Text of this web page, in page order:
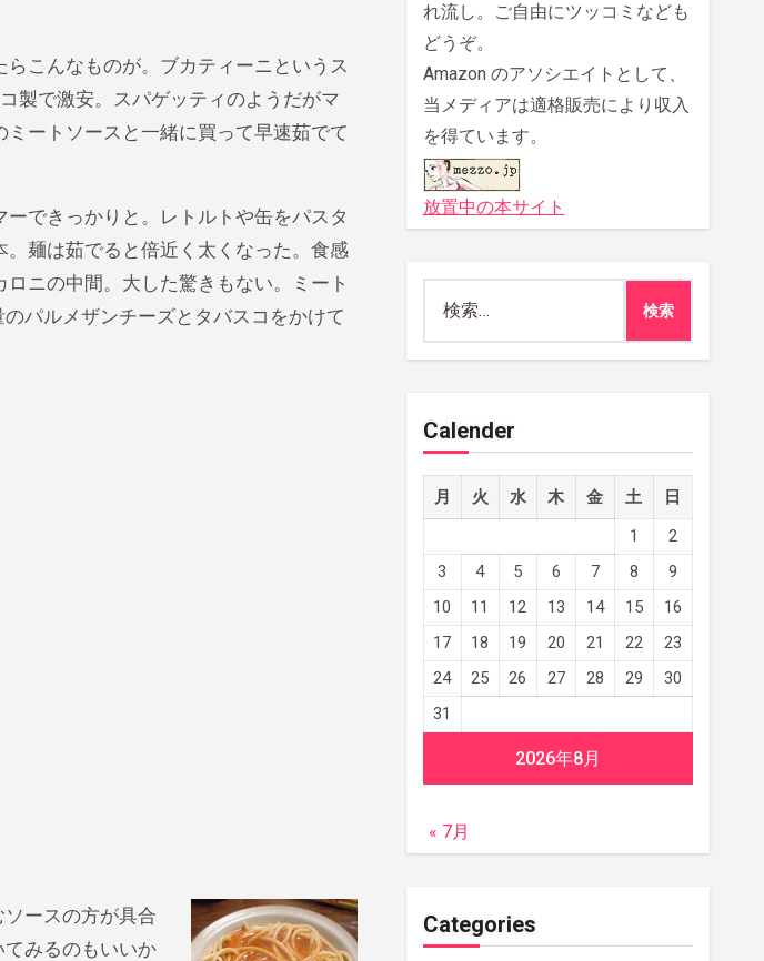
こんなものが。ブカティーニというス
製で激安。スパゲッティのようだがマ
ートソースと一緒に買って早速茹でて
できっかりと。レトルトや缶をパスタ
麺は茹でると倍近く太くなった。食感
ニの中間。大した驚きもない。ミート
パルメザンチーズとタバスコをかけて
ースの方が具合
みるのもいいか
れ流し。ご自由にツッコミなども
どうぞ。
Amazon のアソシエイトとして、
当メディアは適格販売により収入
を得ています。
放置中の本サイト
Calender
2026年8月
月 火 水 木 金 土
日
1
2
3
4 5 6 7 8
9
10
11 12 13 14 15
16
17
18 19 20 21 22
23
24
25 26 27 28 29
30
31
« 7月
Categories